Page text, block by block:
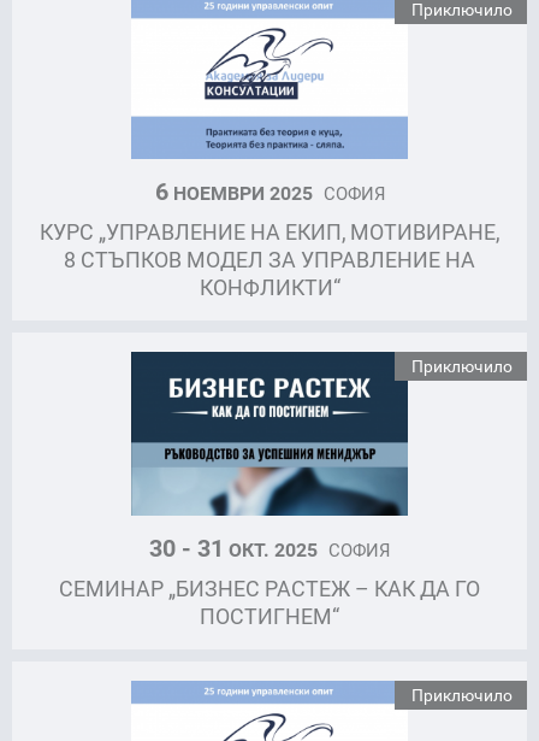
Приключило
6НОЕМВРИ 2025 СОФИЯ
КУРС „УПРАВЛЕНИЕ НА ЕКИП, МОТИВИРАНЕ,
8 СТЪПКОВ МОДЕЛ ЗА УПРАВЛЕНИЕ НА
КОНФЛИКТИ“
Приключило
30 - 31 ОКТ. 2025 СОФИЯ
СЕМИНАР „БИЗНЕС РАСТЕЖ – КАК ДА ГО
ПОСТИГНЕМ“
Приключило